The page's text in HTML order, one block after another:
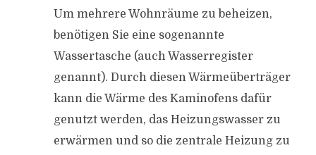
Um mehrere Wohnräume zu beheizen,
benötigen Sie eine sogenannte
Wassertasche (auch Wasserregister
genannt). Durch diesen Wärmeüberträger
kann die Wärme des Kaminofens dafür
genutzt werden, das Heizungswasser zu
erwärmen und so die zentrale Heizung zu